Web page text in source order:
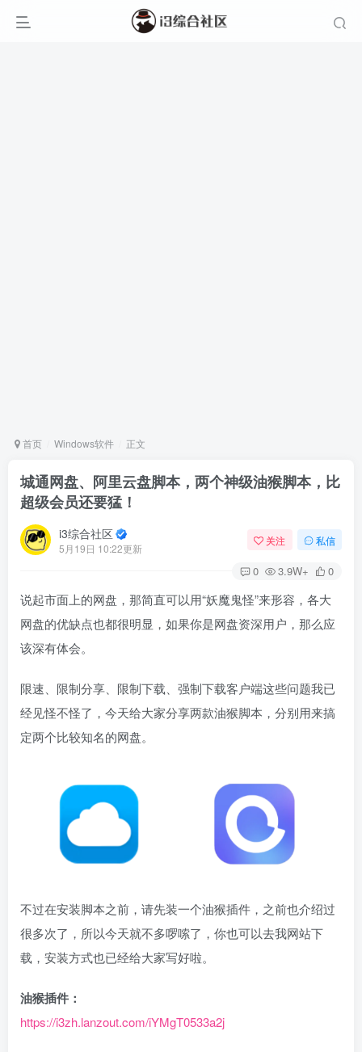
首页 Windows软件 正文
城通网盘、阿里云盘脚本，两个神级油猴脚本，比
超级会员还要猛！
i3综合社区
5月19日 10:22更新
关注 私信
0 3.9W+ 0
说起市面上的网盘，那简直可以用“妖魔鬼怪”来形容，各大
网盘的优缺点也都很明显，如果你是网盘资深用户，那么应
该深有体会。
限速、限制分享、限制下载、强制下载客户端这些问题我已
经见怪不怪了，今天给大家分享两款油猴脚本，分别用来搞
定两个比较知名的网盘。
不过在安装脚本之前，请先装一个油猴插件，之前也介绍过
很多次了，所以今天就不多啰嗦了，你也可以去我网站下
载，安装方式也已经给大家写好啦。
油猴插件：
https://i3zh.lanzout.com/iYMgT0533a2j